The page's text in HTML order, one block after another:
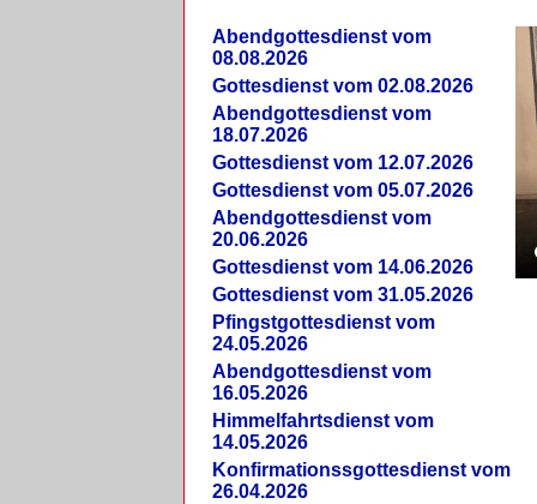
Abendgottesdienst vom
08.08.2026
Gottesdienst vom 02.08.2026
Abendgottesdienst vom
18.07.2026
Gottesdienst vom 12.07.2026
Gottesdienst vom 05.07.2026
Abendgottesdienst vom
20.06.2026
Gottesdienst vom 14.06.2026
Gottesdienst vom 31.05.2026
Pfingstgottesdienst vom
24.05.2026
Abendgottesdienst vom
16.05.2026
Himmelfahrtsdienst vom
14.05.2026
Konfirmationssgottesdienst vom
26.04.2026